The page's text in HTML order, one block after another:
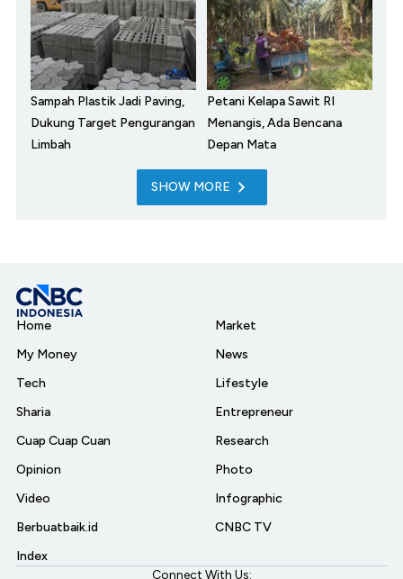
Sampah Plastik Jadi Paving,
Dukung Target Pengurangan
Limbah
Petani Kelapa Sawit RI
Menangis, Ada Bencana
Depan Mata
SHOW MORE
Home
My Money
Tech
Sharia
Cuap Cuap Cuan
Opinion
Video
Berbuatbaik.id
Index
Market
News
Lifestyle
Entrepreneur
Research
Photo
Infographic
CNBC TV
Connect With Us: